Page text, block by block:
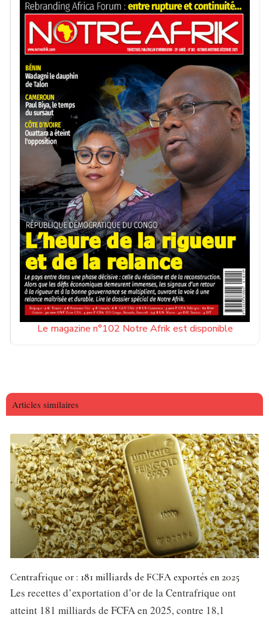
Le magazine n°102 Notre Afrik est disponible
Articles similaires
Centrafrique or : 181 milliards de FCFA exportés en 2025
Les recettes d’exportation d’or de la Centrafrique ont
atteint 181 milliards de FCFA en 2025, contre 18,1